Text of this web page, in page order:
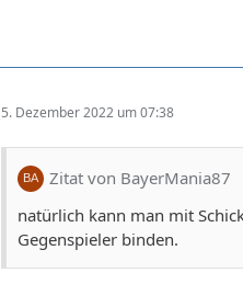
5. Dezember 2022 um 07:38
Zitat von BayerMania87
natürlich kann man mit
Gegenspieler binden.